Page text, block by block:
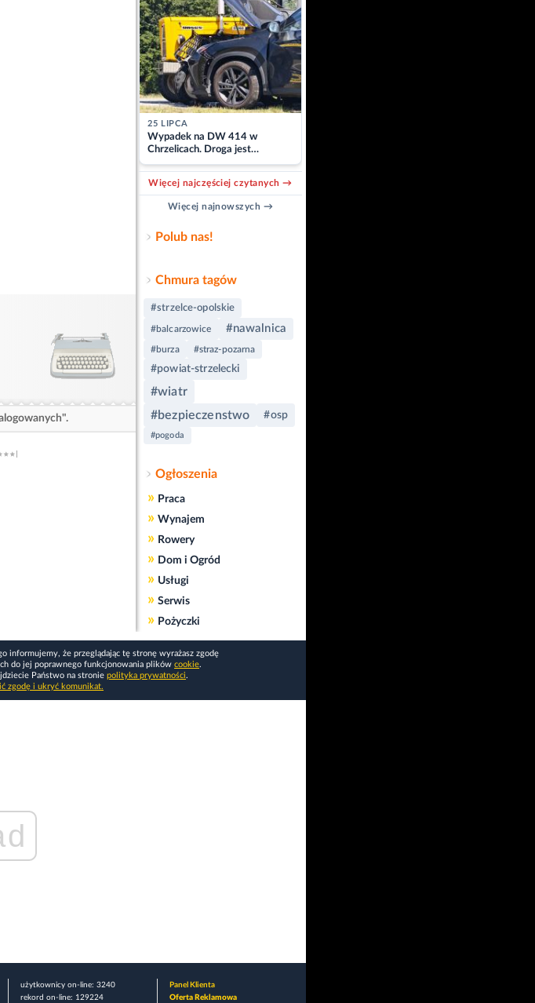
25 LIPCA
Wypadek na DW 414 w
Chrzelicach. Droga jest
zablokowana
Więcej najczęściej czytanych →
Więcej najnowszych →
Polub nas!
Chmura tagów
#strzelce-opolskie
#balcarzowice #nawalnica
#burza #straz-pozarna
#powiat-strzelecki
#wiatr
#bezpieczenstwo
#osp
#pogoda
Ogłoszenia
» Praca
» Wynajem
» Rowery
» Dom i Ogród
» Usługi
» Serwis
» Pożyczki
informujemy, że przeglądając tę stronę wyrażasz zgodę
do jej poprawnego funkcjonowania plików cookie.
Państwo na stronie polityka prywatności.
zgodę i ukryć komunikat.
użytkownicy on-line: 3240
rekord on-line: 129224
Panel Klienta
Oferta Reklamowa